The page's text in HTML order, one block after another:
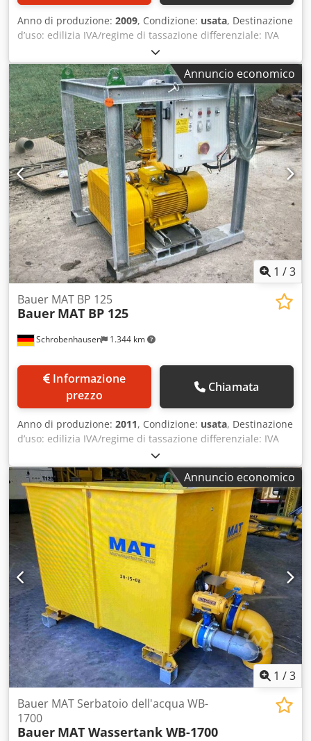
Anno di produzione: 2009, Condizione: usata, Destinazione
d’uso: edilizia IVA/regime di tassazione differenziale: IVA
detraibile Per ulteriori informazioni, contattare Mohamad
Fattah Ahmad. Dodpfoh Ty Ddjx Ai Hjkr BAUER Kellystange
BK 25/343/3/21m
Annuncio economico
1 /3
Schrobenhausen 1.344 km
Bauer MAT BP 125
Bauer MAT BP 125
prezzo
Chiamata
Anno di produzione: 2011, Condizione: usata, Destinazione
d’uso: edilizia IVA/regime di tassazione differenziale: IVA
detraibile Per ulteriori informazioni, contattare Mohamad
Fattah Ahmad. Dksdpfx Aeh Ty Daji Hsr Bauer – pompa per
bentonite MAT BP 125 Disponibili 2 unità Buone condizioni
Pronta all’uso
Annuncio economico
1 /3
Bauer MAT Serbatoio dell'acqua WB-
1700
Bauer MAT Wassertank WB-1700